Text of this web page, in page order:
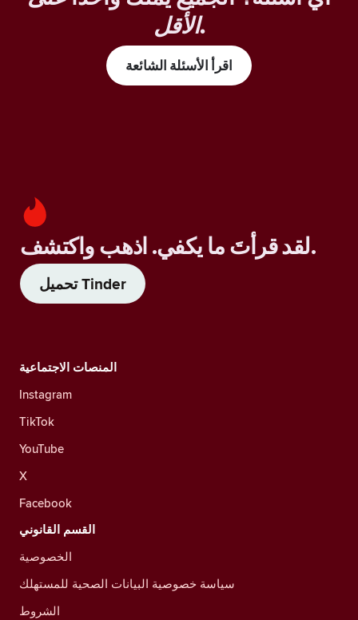
الأقل.
اقرأ الأسئلة الشائعة
لقد قرأتَ ما يكفي. اذهب واكتشف.
تحميل Tinder
المنصات الاجتماعية
Instagram
TikTok
YouTube
X
Facebook
القسم القانوني
الخصوصية
سياسة خصوصية البيانات الصحية للمستهلك
الشروط